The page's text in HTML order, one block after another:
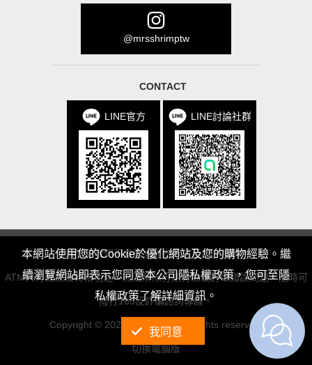
@mrsshrimptw
CONTACT
LINE官方 LINE討論社群
防詐騙!我們不會要求並指示您至ATM操作。
ATM只有匯款及轉帳功能，無法解除分期付款或訂單錯誤問題。隨時可
撥打165反詐騙諮詢專線。
Copyright © 2020 mrsshrimp. All rights reserved.
切換電腦版
本網站使用您的Cookie於優化網站及您的購物經驗。繼
續瀏覽網站即表示您同意本公司隱私權政策，您可至隱
私權政策了解詳細資訊。
我同意